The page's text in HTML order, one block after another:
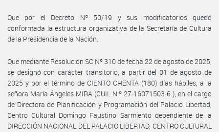
Que por el Decreto Nº 50/19 y sus modificatorios quedó
conformada la estructura organizativa de la Secretaría de Cultura
de la Presidencia de la Nación.
Que mediante Resolución SC Nº 310 de fecha 22 de agosto de 2025,
se designó con carácter transitorio, a partir del 01 de agosto de
2025 y por el término de CIENTO CHENTA (180) días hábiles, a la
señora María Ángeles MIRA (CUIL N.º 27-16071503-6 ), en el cargo
de Directora de Planificación y Programación del Palacio Libertad,
Centro Cultural Domingo Faustino Sarmiento dependiente de la
DIRECCIÓN NACIONAL DEL PALACIO LIBERTAD, CENTRO CULTURAL